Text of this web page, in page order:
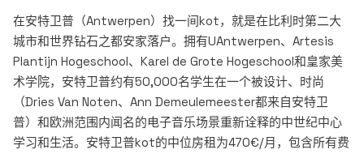
在安特卫普（Antwerpen）找一间kot，就是在比利时第二大
城市和世界钻石之都安家落户。拥有UAntwerpen、Artesis
Plantijn Hogeschool、Karel de Grote Hogeschool和皇家美
术学院，安特卫普约有50,000名学生在一个被设计、时尚
（Dries Van Noten、Ann Demeulemeester都来自安特卫
普）和欧洲范围内闻名的电子音乐场景重新诠释的中世纪中心
学习和生活。安特卫普kot的中位房租为470€/月，包含所有费